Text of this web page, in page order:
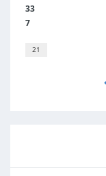
33
7
21